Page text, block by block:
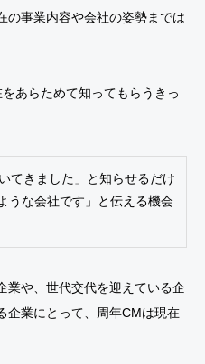
の事業内容や会社の姿勢までは
あらためて知ってもらうきっ
てきました」と知らせるだけ
うな会社です」と伝える機会
業や、世代交代を迎えている企
企業にとって、周年CMは現在